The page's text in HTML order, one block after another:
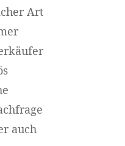
Art
auch